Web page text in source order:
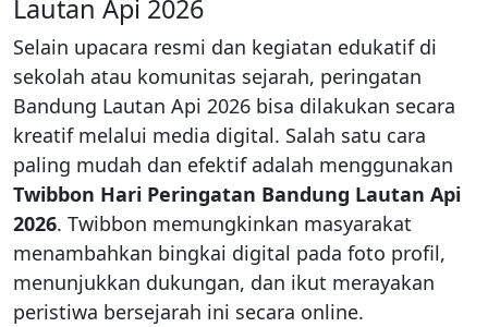
Lautan Api 2026
Selain upacara resmi dan kegiatan edukatif di
sekolah atau komunitas sejarah, peringatan
Bandung Lautan Api 2026 bisa dilakukan secara
kreatif melalui media digital. Salah satu cara
paling mudah dan efektif adalah menggunakan
Twibbon Hari Peringatan Bandung Lautan Api
2026. Twibbon memungkinkan masyarakat
menambahkan bingkai digital pada foto profil,
menunjukkan dukungan, dan ikut merayakan
peristiwa bersejarah ini secara online.